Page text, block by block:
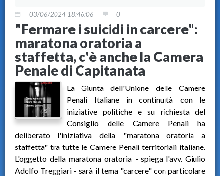
03/06/2024 18:46:06 0
"Fermare i suicidi in carcere":
maratona oratoria a
staffetta, c'è anche la Camera
Penale di Capitanata
La Giunta dell'Unione delle Camere
Penali Italiane in continuità con le
iniziative politiche e su richiesta del
Consiglio delle Camere Penali ha
deliberato l'iniziativa della "maratona oratoria a
staffetta" tra tutte le Camere Penali territoriali italiane.
L'oggetto della maratona oratoria - spiega l'avv. Giulio
Adolfo Treggiari - sarà il tema "carcere" con particolare